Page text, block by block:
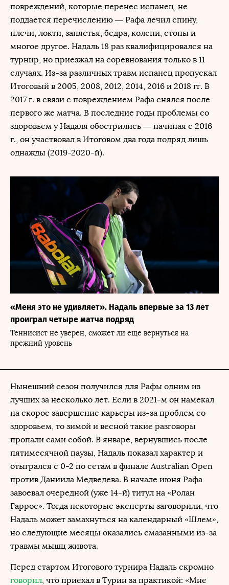
повреждений, которые перенес испанец, не
поддается перечислению — Рафа лечил спину,
плечи, локти, запястья, бедра, колени, стопы и
многое другое. Надаль 18 раз квалифицировался на
турнир, но приезжал на соревнования только в 11
случаях. Из-за различных травм испанец пропускал
Итоговый в 2005, 2008, 2012, 2014, 2016 и 2018 гг. В
2017 г. в связи с повреждением Рафа снялся после
первого же матча. В последние годы проблемы со
здоровьем у Надаля обострились — начиная с 2016
г., он участвовал в Итоговом два года подряд лишь
однажды (2019-2020-й).
«Меня это не удивляет». Надаль впервые за 13 лет
проиграл четыре матча подряд
Теннисист не уверен, сможет ли еще вернуться на
прежний уровень
Нынешний сезон получился для Рафы одним из
лучших за несколько лет. Если в 2021-м он намекал
на скорое завершение карьеры из-за проблем со
здоровьем, то зимой и весной такие разговоры
пропали сами собой. В январе, вернувшись после
пятимесячной паузы, Надаль показал характер и
отыгрался с 0-2 по сетам в финале Australian Open
против Даниила Медведева. В начале июня Рафа
завоевал очередной (уже 14-й) титул на «Ролан
Гаррос». Тогда некоторые эксперты заговорили, что
Надаль может замахнуться на календарный «Шлем»,
но следующие месяцы оказались смазанными из-за
травмы мышц живота.
Перед стартом Итогового турнира Надаль скромно
говорил, что приехал в Турин за практикой: «Мне